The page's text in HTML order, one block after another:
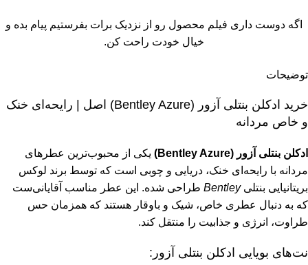
اگه دوست داری فیلم محصول رو از نزدیک برات بفرستیم پیام بده و
خیال خودت راحت کن.
توضیحات
خرید ادکلن بنتلی آزور (Bentley Azure) اصل | رایحه‌ای خنک
و خاص مردانه
ادکلن بنتلی آزور (Bentley Azure)
یکی از محبوب‌ترین عطرهای
مردانه با رایحه‌ای خنک، دریایی و چوبی است که توسط برند لوکس
بریتانیایی بنتلی Bentley طراحی شده. این عطر مناسب آقایانی‌ست
که به دنبال عطری خاص، شیک و باوقار هستند که همزمان حس
طراوت، انرژی و جذابیت را منتقل کند.
نت‌های بویایی ادکلن بنتلی آزور: